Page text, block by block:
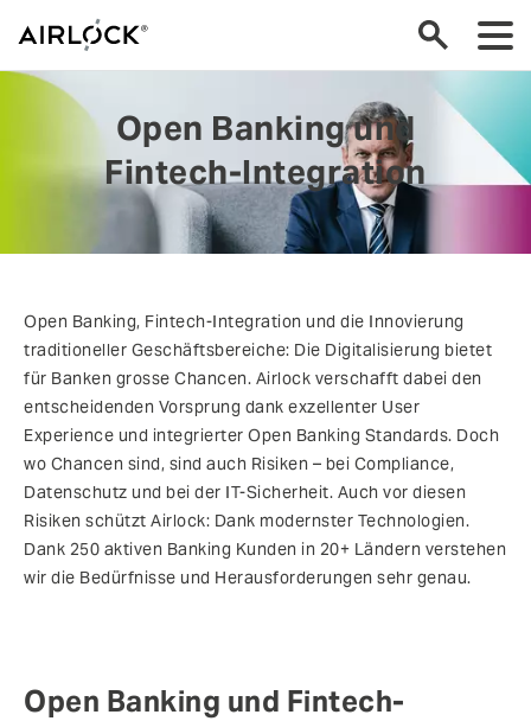
zurück
Banken
Versicherungen
Behörden
Gesundheitswesen
Industrie
Managed Security Service Provider
Open Banking und
Fintech-Integration
Open Banking, Fintech-Integration und die Innovierung
traditioneller Geschäftsbereiche: Die Digitalisierung bietet
für Banken grosse Chancen. Airlock verschafft dabei den
entscheidenden Vorsprung dank exzellenter User
Experience und integrierter Open Banking Standards. Doch
wo Chancen sind, sind auch Risiken – bei Compliance,
Datenschutz und bei der IT-Sicherheit. Auch vor diesen
Risiken schützt Airlock: Dank modernster Technologien.
Dank 250 aktiven Banking Kunden in 20+ Ländern verstehen
wir die Bedürfnisse und Herausforderungen sehr genau.
Open Banking und Fintech-